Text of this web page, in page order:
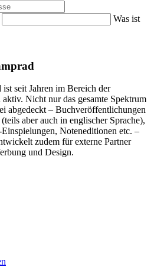
Was ist
seit Jahren im Bereich der
Nicht nur das gesamte Spektrum
abgedeckt – Buchveröffentlichungen
aber auch in englischer Sprache),
Noteneditionen etc. –
zudem für externe Partner
und Design.